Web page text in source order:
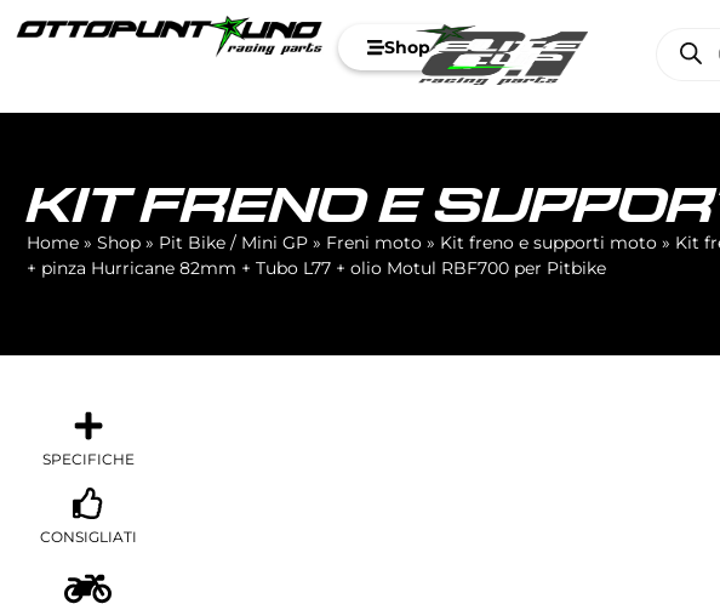
Shop
KIT FRENO E
Home » Shop » Pit Bike / Mini GP » Freni moto » Kit freno e supporti moto » Kit
+ pinza Hurricane 82mm + Tubo L77 + olio Motul RBF700 per Pitbike
SPECIFICHE
CONSIGLIATI